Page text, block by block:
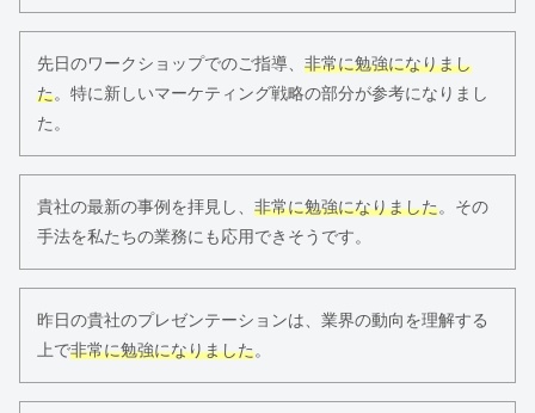
先日のワークショップでのご指導、 非常に勉強になりまし
た。特に新しいマーケティング戦略の部分が参考になりまし
た。
貴社の最新の事例を拝見し、 非常に勉強になりました。その
手法を私たちの業務にも応用できそうです。
昨日の貴社のプレゼンテーションは、業界の動向を理解する
上で非常に勉強になりました。